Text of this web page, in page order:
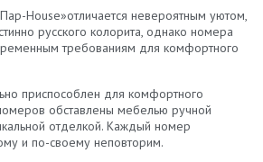
House»отличается невероятным уютом,
русского колорита, однако номера
требованиям для комфортного
приспособлен для комфортного
обставлены мебелью ручной
отделкой. Каждый номер
и по-своему неповторим.